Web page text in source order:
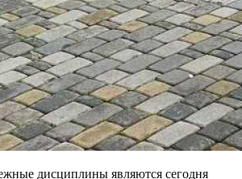
дисциплины являются сегодня